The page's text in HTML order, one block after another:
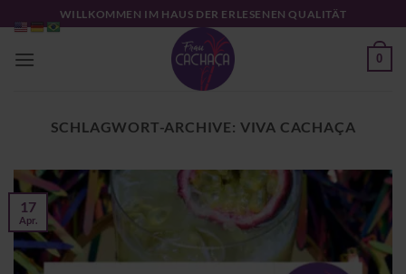
Inhalt
springen
WILLKOMMEN IM HAUS DER ERLESENEN QUALITÄT
0
SCHLAGWORT-ARCHIVE: VIVA CACHAÇA
17
Apr.